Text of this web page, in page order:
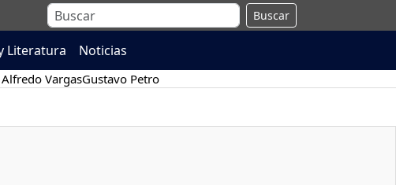
Buscar
Literatura Noticias
VargasGustavo Petro